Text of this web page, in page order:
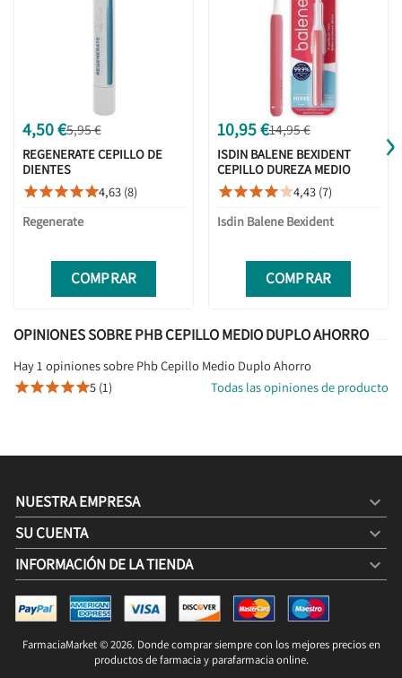
PHB CEPILLO MEDIO DUPLO AHORRO
6,00 € 3,94 €
SIN STOCK
4,50 €5,95 €
REGENERATE CEPILLO DE
DIENTES
4,63 (8)
Regenerate
COMPRAR
10,95 €14,95 €
ISDIN BALENE BEXIDENT
CEPILLO DUREZA MEDIO
CORAL
4,43 (7)
Isdin Balene Bexident
COMPRAR
›
OPINIONES SOBRE PHB CEPILLO MEDIO DUPLO AHORRO
Hay 1 opiniones sobre Phb Cepillo Medio Duplo Ahorro
5 (1) Todas las opiniones de producto
NUESTRA EMPRESA 
SU CUENTA 
INFORMACIÓN DE LA TIENDA keyboard_arrow_down
FarmaciaMarket © 2026. Donde comprar siempre con los mejores precios en
productos de farmacia y parafarmacia online.